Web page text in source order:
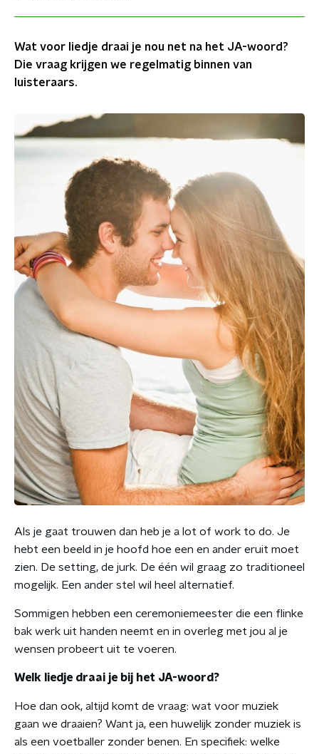
Wat voor liedje draai je nou net na het JA-woord?
Die vraag krijgen we regelmatig binnen van
luisteraars.
Als je gaat trouwen dan heb je a lot of work to do. Je
hebt een beeld in je hoofd hoe een en ander eruit moet
zien. De setting, de jurk. De één wil graag zo traditioneel
mogelijk. Een ander stel wil heel alternatief.
Sommigen hebben een ceremoniemeester die een flinke
bak werk uit handen neemt en in overleg met jou al je
wensen probeert uit te voeren.
Welk liedje draai je bij het JA-woord?
Hoe dan ook, altijd komt de vraag: wat voor muziek
gaan we draaien? Want ja, een huwelijk zonder muziek is
als een voetballer zonder benen. En specifiek: welke